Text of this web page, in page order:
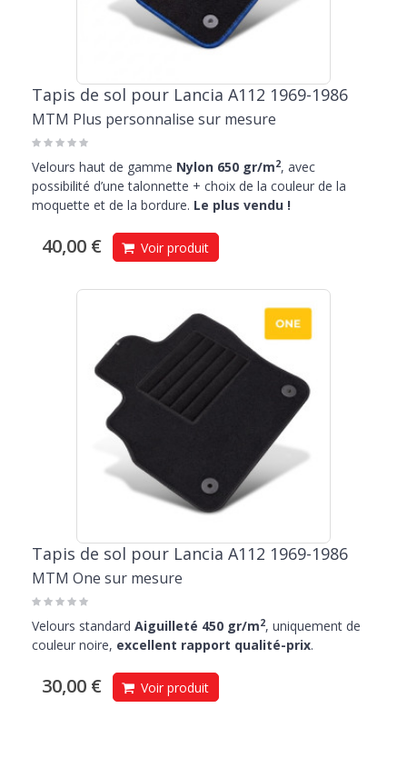
Tapis de sol pour Lancia A112 1969-1986
MTM Plus personnalise sur mesure
Velours haut de gamme Nylon 650 gr/m2, avec
possibilité d’une talonnette + choix de la couleur de la
moquette et de la bordure. Le plus vendu !
40,00 € Voir produit
Tapis de sol pour Lancia A112 1969-1986
MTM One sur mesure
Velours standard Aiguilleté 450 gr/m2, uniquement de
couleur noire, excellent rapport qualité-prix.
30,00 € Voir produit